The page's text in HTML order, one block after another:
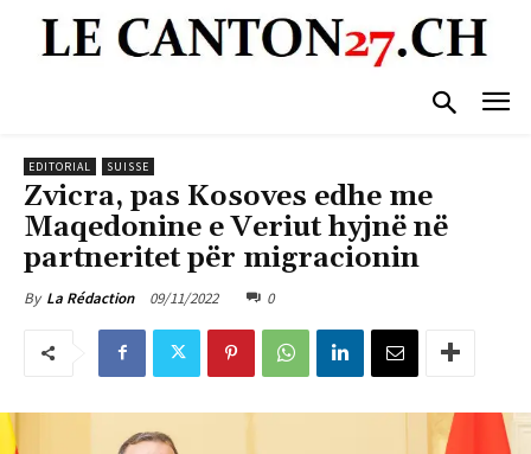
EDITORIAL SUISSE
Zvicra, pas Kosoves edhe me
Maqedonine e Veriut hyjnë në
partneritet për migracionin
By La Rédaction 09/11/2022 0